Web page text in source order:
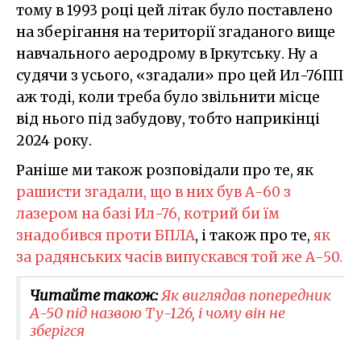
тому в 1993 році цей літак було поставлено
на зберігання на території згаданого вище
навчального аеродрому в Іркутську. Ну а
судячи з усього, «згадали» про цей Ил-76ПП
аж тоді, коли треба було звільнити місце
від нього під забудову, тобто наприкінці
2024 року.
Раніше ми також розповідали про те, як
рашисти згадали, що в них був А-60 з
лазером на базі Ил-76, котрий би їм
знадобився проти БПЛА, і також про те, як
за радянських часів випускався той же А-50.
Читайте також:Як виглядав попередник
А-50 під назвою Ту-126, і чому він не
зберігся